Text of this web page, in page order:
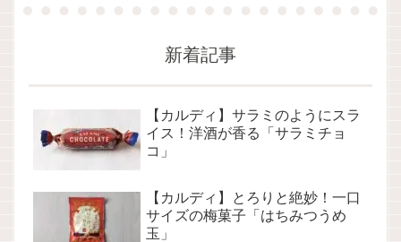
新着記事
【カルディ】サラミのようにスラ
イス！洋酒が香る「サラミチョ
コ」
【カルディ】とろりと絶妙！一口
サイズの梅菓子「はちみつうめ
玉」